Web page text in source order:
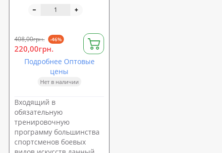
408,00грн. -46%
220,00грн.
Подробнее Оптовые
цены
Нет в наличии
Входящий в
обязательную
тренировочную
программу большинства
спортсменов боевых